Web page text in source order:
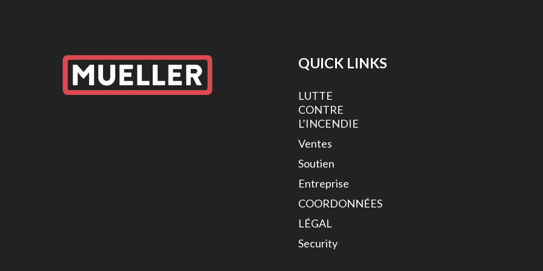
QUICK LINKS
LUTTE
CONTRE
L’INCENDIE
Ventes
Soutien
Entreprise
COORDONNÉES
LÉGAL
Security